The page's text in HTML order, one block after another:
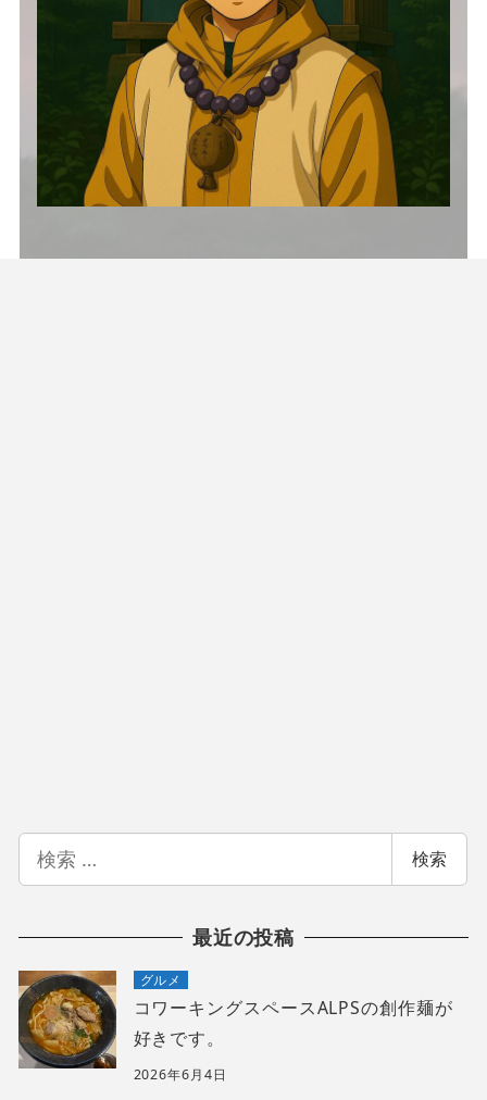
索
検索
最近の投稿
グルメ
コワーキングスペースALPSの創作麺が
好きです。
2026年6月4日